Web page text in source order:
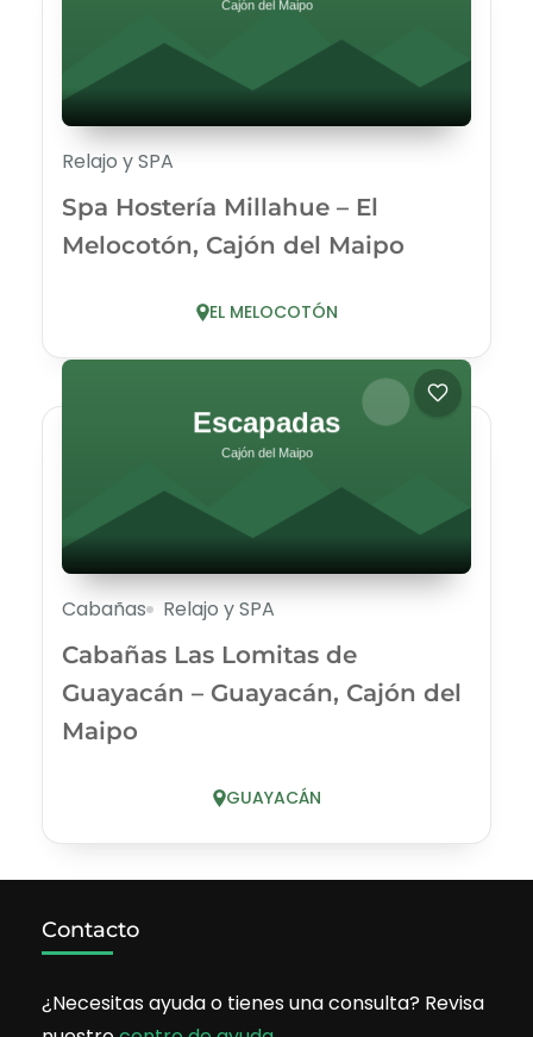
Relajo y SPA
Spa Hostería Millahue – El
Melocotón, Cajón del Maipo
EL MELOCOTÓN
Cabañas Relajo y SPA
Cabañas Las Lomitas de
Guayacán – Guayacán, Cajón del
Maipo
GUAYACÁN
Contacto
¿Necesitas ayuda o tienes una consulta? Revisa